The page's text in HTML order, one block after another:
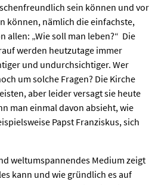
FOTOS
Newsletter
Ticktes kaufen
Kontakt
sein können und vor
können, nämlich die einfachste,
allen: „Wie soll man leben?“ Die
werden heutzutage immer
und undurchsichtiger. Wer
um solche Fragen? Die Kirche
aber leider versagt sie heute
man einmal davon absieht, wie
Papst Franziskus, sich
weltumspannendes Medium zeigt
kann und wie gründlich es auf